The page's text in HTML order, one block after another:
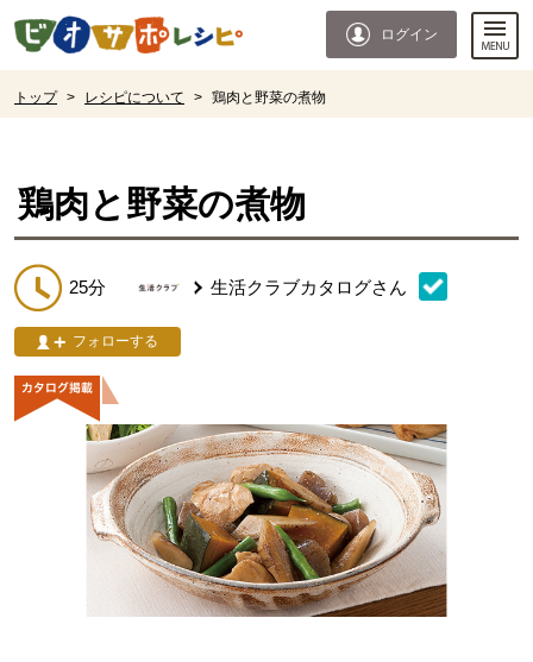
ページの先頭です。
ログイン
トップ > レシピについて > 鶏肉と野菜の煮物
鶏肉と野菜の煮物
25分 生活クラブカタログさん
フォローする